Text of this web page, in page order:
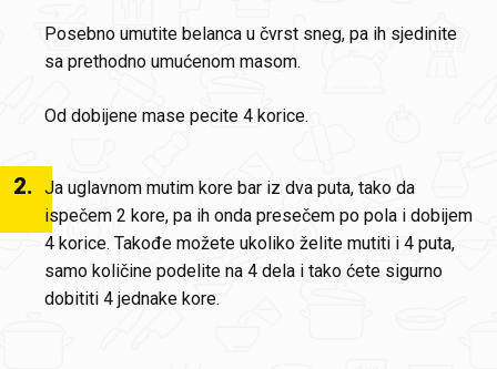
Posebno umutite belanca u čvrst sneg, pa ih sjedinite
sa prethodno umućenom masom.
Od dobijene mase pecite 4 korice.
2. Ja uglavnom mutim kore bar iz dva puta, tako da
ispečem 2 kore, pa ih onda presečem po pola i dobijem
4 korice. Takođe možete ukoliko želite mutiti i 4 puta,
samo količine podelite na 4 dela i tako ćete sigurno
dobititi 4 jednake kore.